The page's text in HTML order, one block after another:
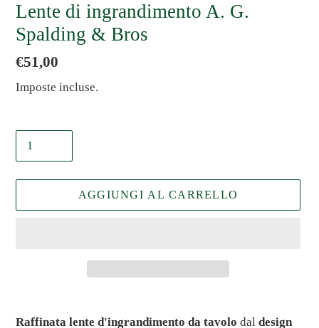
Lente di ingrandimento A. G.
Spalding & Bros
Prezzo
di
€51,00
Imposte incluse.
AGGIUNGI AL CARRELLO
del
Raffinata lente d'ingrandimento da tavolo dal design